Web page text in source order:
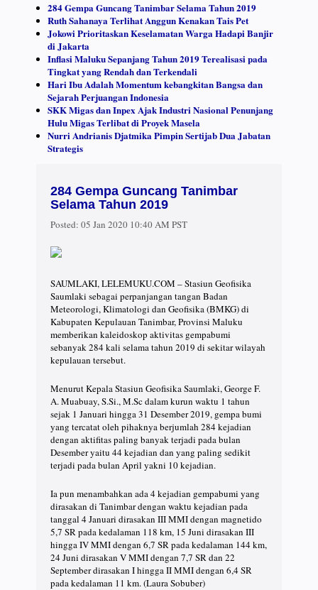
284 Gempa Guncang Tanimbar Selama Tahun 2019
Ruth Sahanaya Terlihat Anggun Kenakan Tais Pet
Jokowi Prioritaskan Keselamatan Warga Hadapi Banjir
di Jakarta
Inflasi Maluku Sepanjang Tahun 2019 Terealisasi pada
Tingkat yang Rendah dan Terkendali
Hari Ibu Adalah Momentum kebangkitan Bangsa dan
Sejarah Perjuangan Indonesia
SKK Migas dan Inpex Ajak Industri Nasional Penunjang
Hulu Migas Terlibat di Proyek Masela
Nurri Andrianis Djatmika Pimpin Sertijab Dua Jabatan
Strategis
284 Gempa Guncang Tanimbar
Selama Tahun 2019
Posted: 05 Jan 2020 10:40 AM PST
SAUMLAKI, LELEMUKU.COM – Stasiun Geofisika
Saumlaki sebagai perpanjangan tangan Badan
Meteorologi, Klimatologi dan Geofisika (BMKG) di
Kabupaten Kepulauan Tanimbar, Provinsi Maluku
memberikan kaleidoskop aktivitas gempabumi
sebanyak 284 kali selama tahun 2019 di sekitar wilayah
kepulauan tersebut.
Menurut Kepala Stasiun Geofisika Saumlaki, George F.
A. Muabuay, S.Si., M.Sc dalam kurun waktu 1 tahun
sejak 1 Januari hingga 31 Desember 2019, gempa bumi
yang tercatat oleh pihaknya berjumlah 284 kejadian
dengan aktifitas paling banyak terjadi pada bulan
Desember yaitu 44 kejadian dan yang paling sedikit
terjadi pada bulan April yakni 10 kejadian.
Ia pun menambahkan ada 4 kejadian gempabumi yang
dirasakan di Tanimbar dengan waktu kejadian pada
tanggal 4 Januari dirasakan III MMI dengan magnetido
5,7 SR pada kedalaman 118 km, 15 Juni dirasakan III
hingga IV MMI dengan 6,7 SR pada kedalaman 144 km,
24 Juni dirasakan V MMI dengan 7,7 SR dan 22
September dirasakan I hingga II MMI dengan 6,4 SR
pada kedalaman 11 km. (Laura Sobuber)